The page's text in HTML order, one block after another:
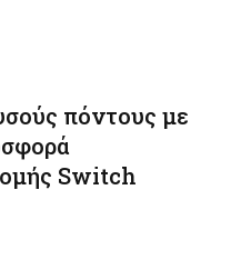
πόντους με
Switch